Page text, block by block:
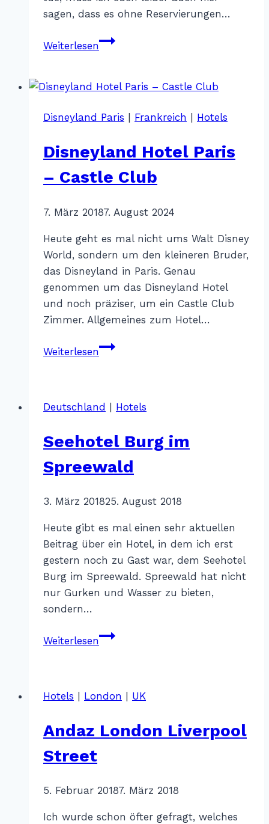
sagen, dass es ohne Reservierungen…
WeiterlesenDisneyland
Restaurantempfehlungen
Disneyland Paris Frankreich Hotels
Disneyland Hotel Paris
– Castle Club
VonKatharina
7. März 20187. August 2024
Heute geht es mal nicht ums Walt Disney
World, sondern um den kleineren Bruder,
das Disneyland in Paris. Genau
genommen um das Disneyland Hotel
und noch präziser, um ein Castle Club
Zimmer. Allgemeines zum Hotel…
WeiterlesenDisneyland
Castle
Deutschland | Hotels
Seehotel Burg im
Spreewald
VonKatharina
3. März 201825. August 2018
Heute gibt es mal einen sehr aktuellen
Beitrag über ein Hotel, in dem ich erst
gestern noch zu Gast war, dem Seehotel
Burg im Spreewald. Spreewald hat nicht
nur Gurken und Wasser zu bieten,
sondern…
WeiterlesenSeehotel
Hotels
London UK
Andaz London Liverpool
Street
VonKatharina
5. Februar 20187. März 2018
Ich wurde schon öfter gefragt, welches